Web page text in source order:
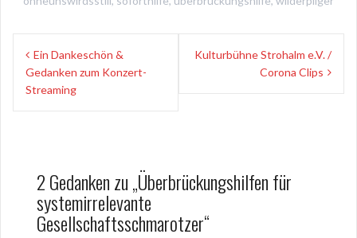
Beitragsnavigation
Ein Dankeschön &
Gedanken zum Konzert-
Streaming
Kulturbühne Strohalm e.V. /
Corona Clips
2 Gedanken zu „Überbrückungshilfen für
systemirrelevante
Gesellschaftsschmarotzer“